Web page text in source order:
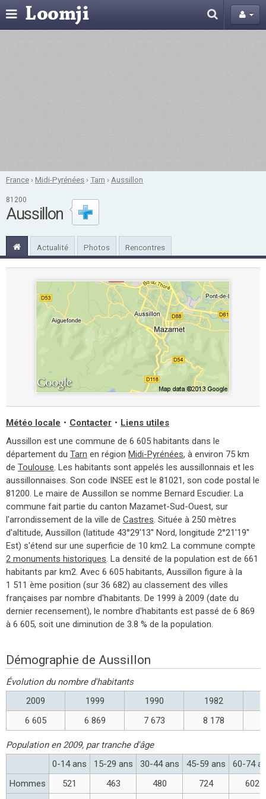
France ›Midi-Pyrénées ›Tarn › Aussillon
81200
Aussillon
Actualité Photos Rencontres
Météo locale • Contacter • Liens utiles
Aussillon est une commune de 6 605 habitants dans le
département du Tarn en région Midi-Pyrénées, à environ 75 km
de Toulouse. Les habitants sont appelés les aussillonnais et les
aussillonnaises. Son code INSEE est le 81021, son code postal le
81200. Le maire de Aussillon se nomme Bernard Escudier. La
commune fait partie du canton Mazamet-Sud-Ouest, sur
l'arrondissement de la ville de Castres. Située à 250 mètres
d'altitude, Aussillon (latitude 43°29'13'' Nord, longitude 2°21'19''
Est) s'étend sur une superficie de 10 km2. La commune compte
2 monuments historiques. La densité de la population est de 661
habitants par km2. Avec 6 605 habitants, Aussillon figure à la
1 511 ème position (sur 36 682) au classement des villes
françaises par nombre d'habitants. De 1999 à 2009 (date du
dernier recensement), le nombre d'habitants est passé de 6 869
à 6 605, soit une diminution de 3.8 % de la population.
Démographie de Aussillon
Évolution du nombre d'habitants
2009
1999 1990 1982
6 605
6 869 7 673 8 178
Population en 2009, par tranche d'âge
0-14 ans
15-29 ans 30-44 ans 45-59 ans
60-74
Hommes
521 463 480 724
602